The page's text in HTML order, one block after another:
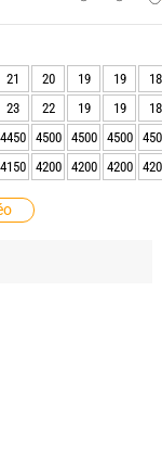
21 20 19 19
18
23 22 19 19
18
4450 4500 4500 4500
4150 4200 4200 4200